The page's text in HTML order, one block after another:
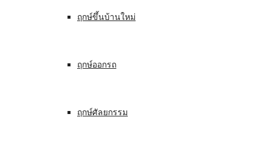
ฤกษ์ขึ้นบ้านใหม่
ฤกษ์ออกรถ
ฤกษ์ศัลยกรรม